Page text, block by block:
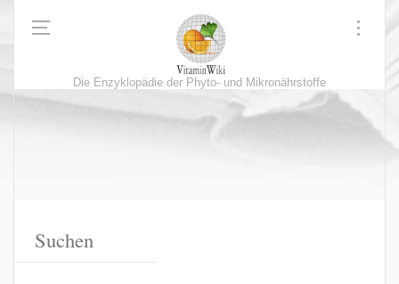
Die Enzyklopädie der Phyto- und Mikronährstoffe